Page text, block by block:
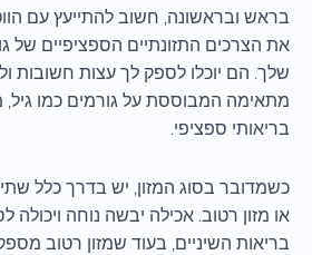
בראש ובראשונה, חשוב להתייעץ עם
את הצרכים התזונתיים הספציפיים של
שלך. הם יוכלו לספק לך עצות חשובות
מתאימה המבוססת על גורמים כמו
בריאותי ספציפי.
כשמדובר בסוג המזון, יש בדרך כלל
או מזון רטוב. אכילה יבשה נוחה ויכולה
בריאות השיניים, בעוד שמזון רטוב